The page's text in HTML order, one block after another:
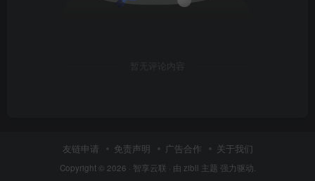
暂无评论内容
友链申请 免责声明 广告合作 关于我们
Copyright © 2026 · 智享云联 · 由 zibll 主题 强力驱动.